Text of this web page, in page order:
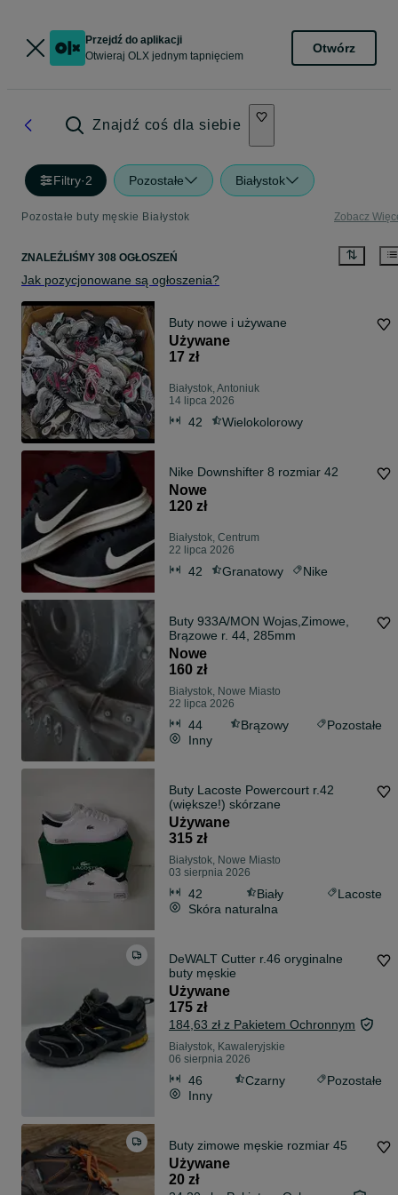
Przejdź do aplikacji
Otwieraj OLX jednym tapnięciem
Otwórz
Znajdź coś dla siebie
Filtry·2 Pozostałe Białystok
Pozostałe buty męskie Białystok Zobacz
ZNALEŹLIŚMY 308 OGŁOSZEŃ
Jak pozycjonowane są ogłoszenia?
Buty nowe i używane
Używane
17 zł
Białystok, Antoniuk
14 lipca 2026
42 Wielokolorowy
Nike Downshifter 8 rozmiar 42
Nowe
120 zł
Białystok, Centrum
22 lipca 2026
42 Granatowy Nike
Buty 933A/MON Wojas,Zimowe,
Brązowe r. 44, 285mm
Nowe
160 zł
Białystok, Nowe Miasto
22 lipca 2026
44 Brązowy
Pozostałe
Inny
Buty Lacoste Powercourt r.42
(większe!) skórzane
Używane
315 zł
Białystok, Nowe Miasto
03 sierpnia 2026
42 Biały
Lacoste
Skóra naturalna
DeWALT Cutter r.46 oryginalne
buty męskie
Używane
175 zł
184,63 zł z Pakietem Ochronnym
Białystok, Kawaleryjskie
06 sierpnia 2026
46 Czarny
Pozostałe
Inny
Buty zimowe męskie rozmiar 45
Używane
20 zł